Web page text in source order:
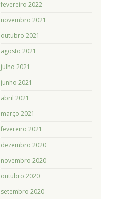
fevereiro 2022
novembro 2021
outubro 2021
agosto 2021
julho 2021
junho 2021
abril 2021
março 2021
fevereiro 2021
dezembro 2020
novembro 2020
outubro 2020
setembro 2020